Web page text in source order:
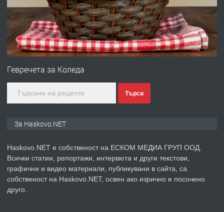
преди 4 дни
ПРЕДЛАГА
№4120 Магазин/Офис под наем в кв.
градската градина!
преди 5 дни
ПРЕДЛАГА
Продавам парцел в гр. Хасково кв.
Гевречета за Коледа
Търси
За Haskovo.NET
Haskovo.NET е собственост на ЕСКОМ МЕДИА ГРУП ООД.
Всички статии, репортажи, интервюта и други текстови,
графични и видео материали, публикувани в сайта, са
собственост на Haskovo.NET, освен ако изрично е посочено
друго.